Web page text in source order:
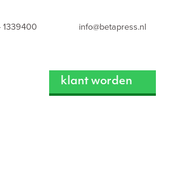
1339400 info@betapress.nl
klant worden